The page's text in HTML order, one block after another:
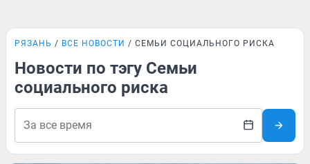
РЯЗАНЬ ВСЕ НОВОСТИ СЕМЬИ СОЦИАЛЬНОГО РИСКА
Новости по тэгу Семьи
социального риска